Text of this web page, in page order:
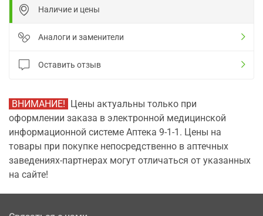
Наличие и цены
Аналоги и заменители
Оставить отзыв
ВНИМАНИЕ! Цены актуальны только при
оформлении заказа в электронной медицинской
информационной системе Аптека 9-1-1. Цены на
товары при покупке непосредственно в аптечных
заведениях-партнерах могут отличаться от указанных
на сайте!